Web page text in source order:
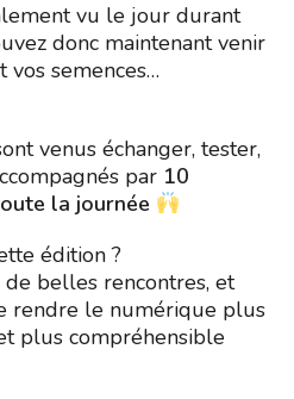
vu le jour durant
donc maintenant venir
vos semences…
venus échanger, tester,
par 10
la journée
édition ?
de belles rencontres, et
rendre le numérique plus
plus compréhensible